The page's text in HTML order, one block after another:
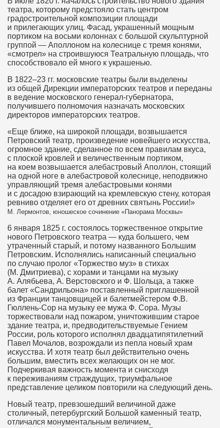
театра, которому предстояло стать центром
градостроительной композиции площади
и прилегающих улиц. Фасад, украшенный мощным
портиком на восьми колоннах с большой скульптурной
группой — Аполлоном на колеснице с тремя конями,
«смотрел» на строившуюся Театральную площадь, что
способствовало ей много к украшенью.
В 1822–23 гг. московские театры были выделены
из общей Дирекции императорских театров и переданы
в ведение московского генерал-губернатора,
получившего полномочия назначать московских
директоров императорских театров.
«Еще ближе, на широкой площади, возвышается
Петровский театр, произведение новейшего искусства,
огромное здание, сделанное по всем правилам вкуса,
с плоской кровлей и величественным портиком,
на коем возвышается алебастровый Аполлон, стоящий
на одной ноге в алебастровой колеснице, неподвижно
управляющий тремя алебастровыми конями
и с досадою взирающий на кремлевскую стену, которая
ревниво отделяет его от древних святынь России!»
М. Лермонтов, юношеское сочинение «Панорама Москвы»
6 января 1825 г. состоялось торжественное открытие
нового Петровского театра — куда большего, чем
утраченный старый, и потому названного Большим
Петровским. Исполнялись написанный специально
по случаю пролог «Торжество муз» в стихах
(М. Дмитриева), с хорами и танцами на музыку
А. Алябьева, А. Верстовского и Ф. Шольца, а также
балет «Сандрильона» поставленный приглашенной
из Франции танцовщицей и балетмейстером Ф.В.
Гюллень-Сор на музыку ее мужа Ф. Сора. Музы
торжествовали над пожаром, уничтожившим старое
здание театра, и, предводительствуемые Гением
России, роль которого исполнял двадцатипятилетний
Павел Мочалов, возрождали из пепла новый храм
искусства. И хотя театр был действительно очень
большим, вместить всех желающих он не мог.
Подчеркивая важность момента и снисходя
к переживаниям страждущих, триумфальное
представление целиком повторили на следующий день.
Новый театр, превзошедший величиной даже
столичный, петербургский Большой каменный театр,
отличался монументальным величием,